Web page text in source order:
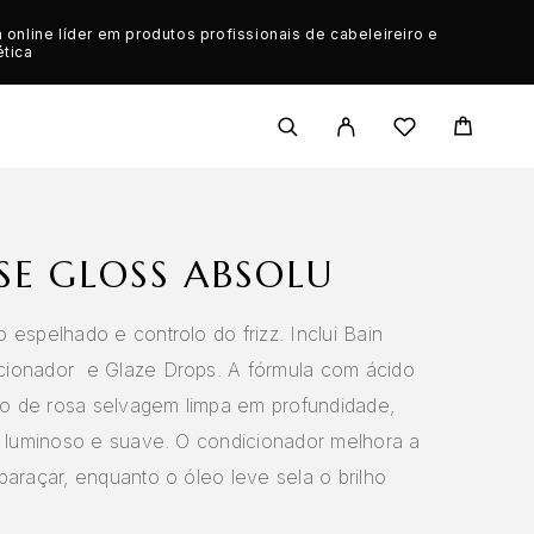
online líder em produtos profissionais de cabeleireiro e
GLOSS ABSOLU
espelhado e controlo do frizz. Inclui Bain
e Glaze Drops. A fórmula com ácido
de rosa selvagem limpa em profundidade,
e suave. O condicionador melhora a
enquanto o óleo leve sela o brilho